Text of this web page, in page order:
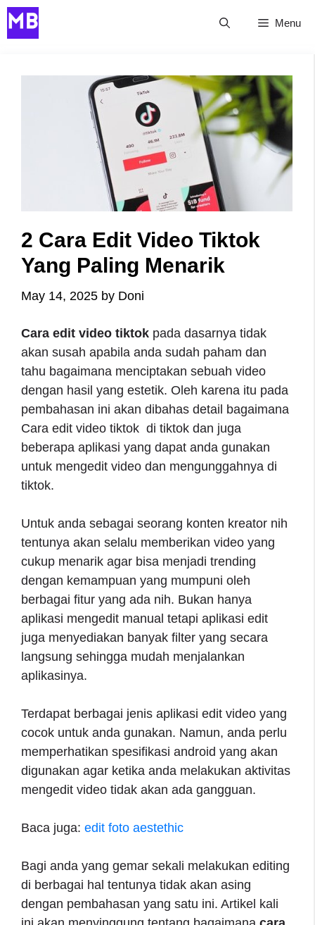
Skip
to
Menu
2 Cara Edit Video Tiktok
Yang Paling Menarik
May 14, 2025 by Doni
Cara edit video tiktok pada dasarnya tidak
akan susah apabila anda sudah paham dan
tahu bagaimana menciptakan sebuah video
dengan hasil yang estetik. Oleh karena itu pada
pembahasan ini akan dibahas detail bagaimana
Cara edit video tiktok di tiktok dan juga
beberapa aplikasi yang dapat anda gunakan
untuk mengedit video dan mengunggahnya di
tiktok.
Untuk anda sebagai seorang konten kreator nih
tentunya akan selalu memberikan video yang
cukup menarik agar bisa menjadi trending
dengan kemampuan yang mumpuni oleh
berbagai fitur yang ada nih. Bukan hanya
aplikasi mengedit manual tetapi aplikasi edit
juga menyediakan banyak filter yang secara
langsung sehingga mudah menjalankan
aplikasinya.
Terdapat berbagai jenis aplikasi edit video yang
cocok untuk anda gunakan. Namun, anda perlu
memperhatikan spesifikasi android yang akan
digunakan agar ketika anda melakukan aktivitas
mengedit video tidak akan ada gangguan.
Baca juga: edit foto aestethic
Bagi anda yang gemar sekali melakukan editing
di berbagai hal tentunya tidak akan asing
dengan pembahasan yang satu ini. Artikel kali